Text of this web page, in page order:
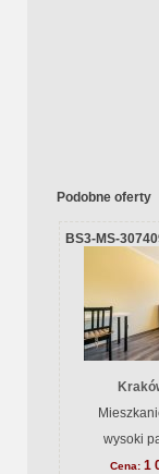
Podobne oferty
BS3-MS-
wysoki
Cena: 1